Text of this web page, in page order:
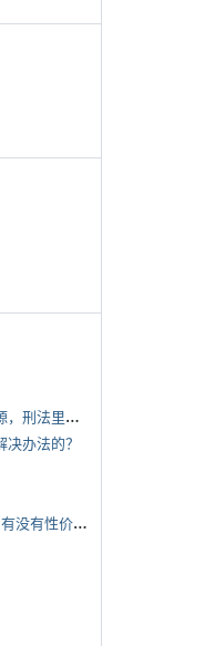
*
有啥搞钱的路子吗，开源节流都行，主要是开源，刑法里的咱不做
办法的？
*
想请教有经验的蛋友，想给媳妇7夕买个跳蛋，有没有性价比高的推荐